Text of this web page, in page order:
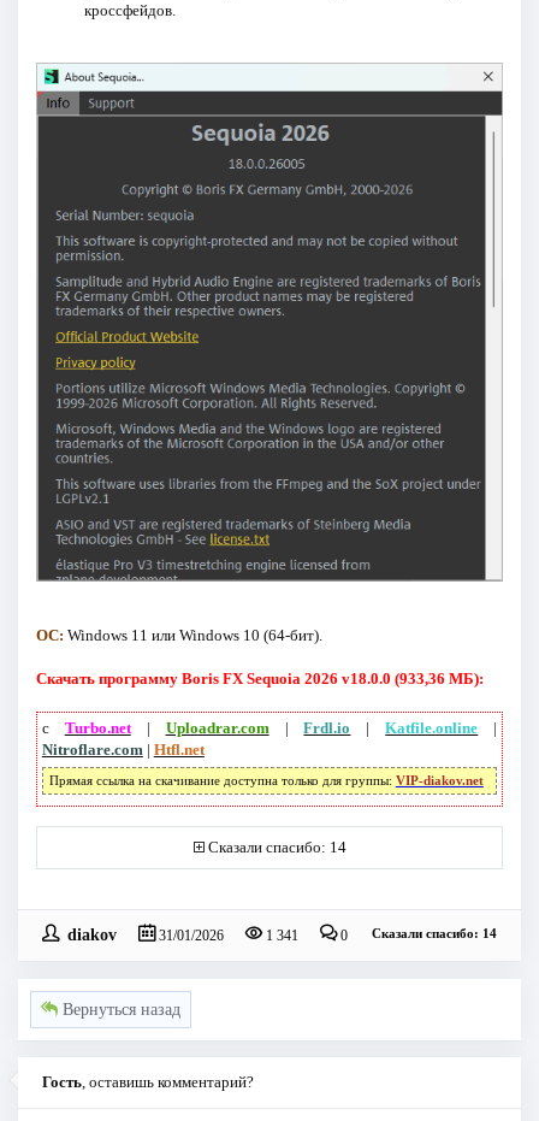
кроссфейдов.
ОС: Windows 11 или Windows 10 (64-бит).
Скачать программу Boris FX Sequoia 2026 v18.0.0 (933,36 МБ):
с Turbo.net| Uploadrar.com|Frdl.io |Katfile.online |
Nitroflare.com| Htfl.net
Прямая ссылка на скачивание доступна только для группы: VIP-diakov.net
Сказали спасибо: 14
diakov 31/01/2026 1 341 0 Сказали спасибо: 14
Вернуться назад
Гость, оставишь комментарий?